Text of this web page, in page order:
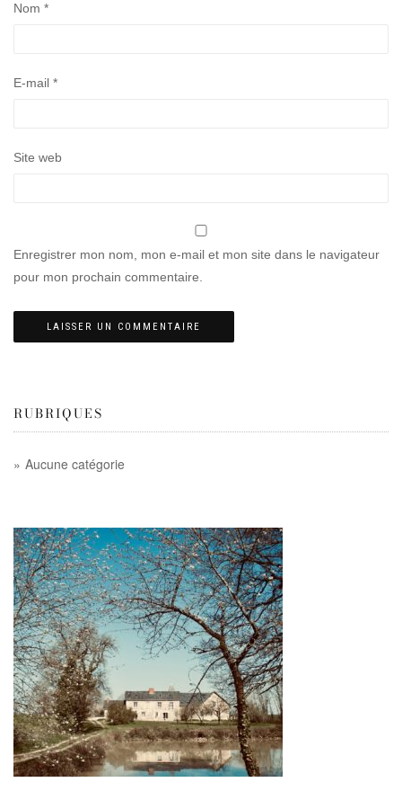
Nom *
E-mail *
Site web
Enregistrer mon nom, mon e-mail et mon site dans le navigateur
pour mon prochain commentaire.
RUBRIQUES
Aucune catégorie